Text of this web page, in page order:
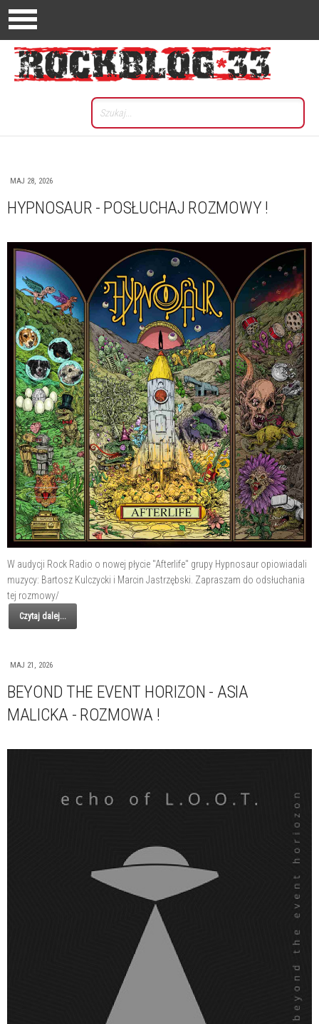
MAJ 28, 2026
HYPNOSAUR - POSŁUCHAJ ROZMOWY !
W audycji Rock Radio o nowej płycie "Afterlife" grupy Hypnosaur opiowiadali
muzycy: Bartosz Kulczycki i Marcin Jastrzębski. Zapraszam do odsłuchania
tej rozmowy/
Czytaj dalej...
MAJ 21, 2026
BEYOND THE EVENT HORIZON - ASIA
MALICKA - ROZMOWA !